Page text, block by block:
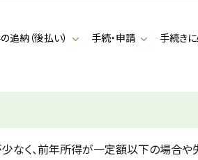
追納（後払い） 手続・申請
手続き
なく、前年所得が一定額以下の場合